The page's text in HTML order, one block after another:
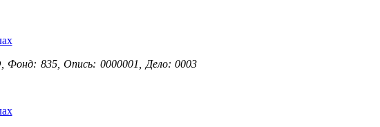
Фонд: 835, Опись: 0000001, Дело: 0003